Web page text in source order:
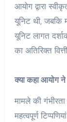
आयोग द्वारा
यूनिट थी, जबकि
यूनिट लागत
का अतिरिक्त
क्या कहा आयोग ने
मामले की
महत्वपूर्ण